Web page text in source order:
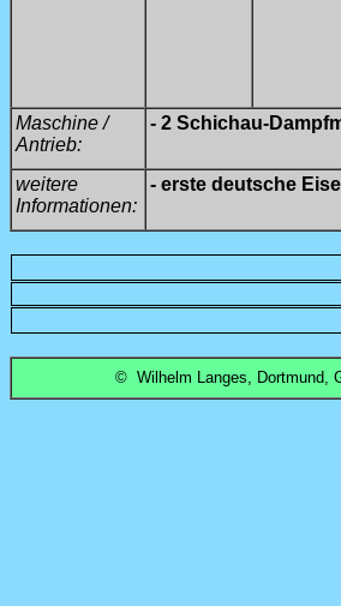
Maschine /
Antrieb:
- 2 Schichau-
weitere
Informationen:
- erste deutsche
© Wilhelm Langes, Dortmund,